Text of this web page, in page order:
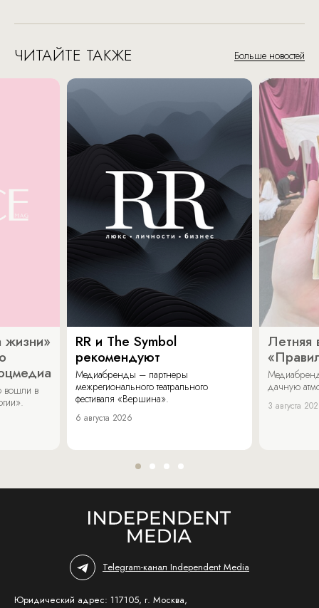
ЧИТАЙТЕ ТАКЖЕ Больше новостей
жизни»
вошли в
RR и The Symbol
рекомендуют
Медиабренды – партнеры
межрегионального театрального
фестиваля «Вершина».
6 августа 2026
Летняя
дачную
3 августа
Telegram-канал Independent Media
Юридический адрес: 117105, г. Москва,